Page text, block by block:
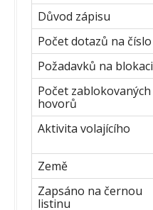
Důvod zápisu
Počet dotazů na číslo
Požadavků na blokaci
Počet zablokovaných
hovorů
Aktivita volajícího
Země
Zapsáno na černou
listinu